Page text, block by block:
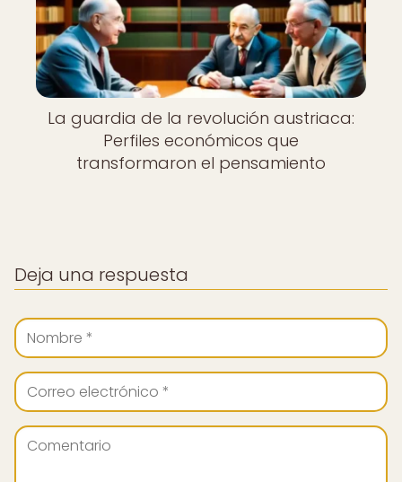
La guardia de la revolución austriaca:
Perfiles económicos que
transformaron el pensamiento
Deja una respuesta